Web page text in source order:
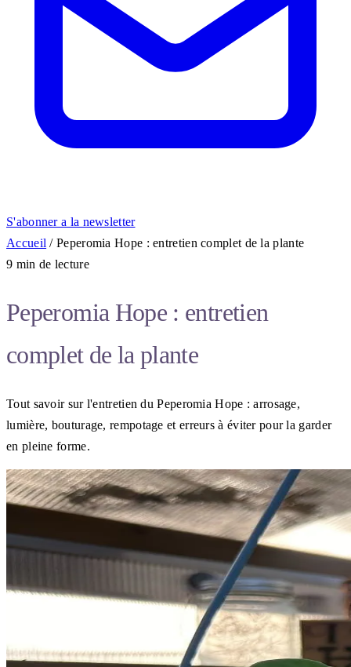
S'abonner a la newsletter
Accueil / Peperomia Hope : entretien complet de la plante
9 min de lecture
Peperomia Hope : entretien
complet de la plante
Tout savoir sur l'entretien du Peperomia Hope : arrosage,
lumière, bouturage, rempotage et erreurs à éviter pour la garder
en pleine forme.